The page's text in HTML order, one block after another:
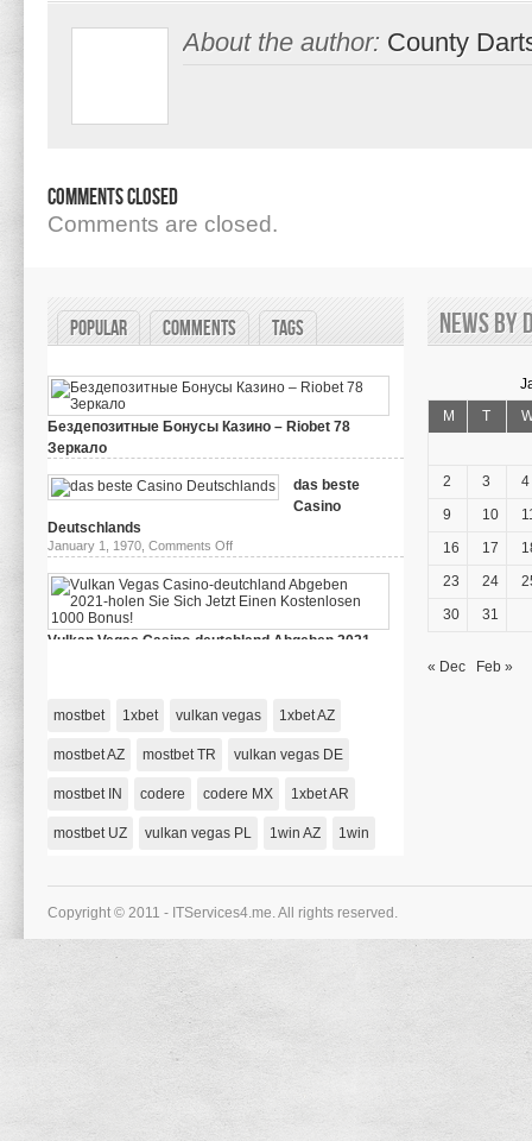
About the author: County
Comments Closed
Comments are closed.
Popular Comments Tags
Бездепозитные Бонусы Казино – Riobet 78
Зеркало
Бездепозитные
Бонусы
78
das beste
Casino
Deutschlands
January 1, 1970, Comments Offon
das
beste
Casino
Deutschlands
Vulkan Vegas Casino-deutchland Abgeben 2021-
Casino-
Abgeben
2021-
Sie
Einen
mostbet 1xbet vulkan vegas 1xbet AZ
mostbet AZ mostbet TR vulkan vegas DE
mostbet IN codere codere MX 1xbet AR
mostbet UZ vulkan vegas PL 1win AZ 1win
News by
M
T
2 3
4
9
10
16
17
23
24
30
31
« Dec Feb »
Copyright © 2011 - ITServices4.me. All rights reserved.